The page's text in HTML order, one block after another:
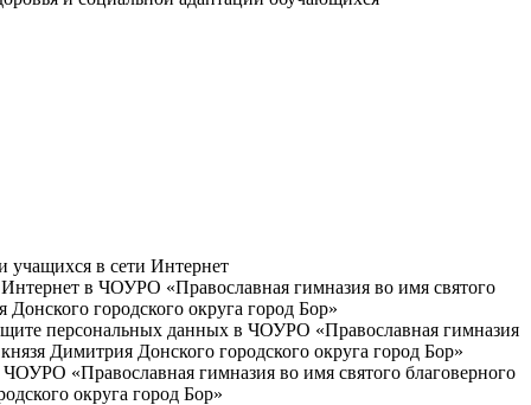
учащихся в сети Интернет
в ЧОУРО «Православная гимназия во имя святого
городского округа город Бор»
персональных данных в ЧОУРО «Православная гимназия
Димитрия Донского городского округа город Бор»
«Православная гимназия во имя святого благоверного
округа город Бор»